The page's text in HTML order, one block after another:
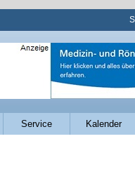
Service Kalender